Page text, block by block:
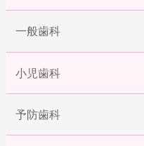
一般歯科
小児歯科
予防歯科